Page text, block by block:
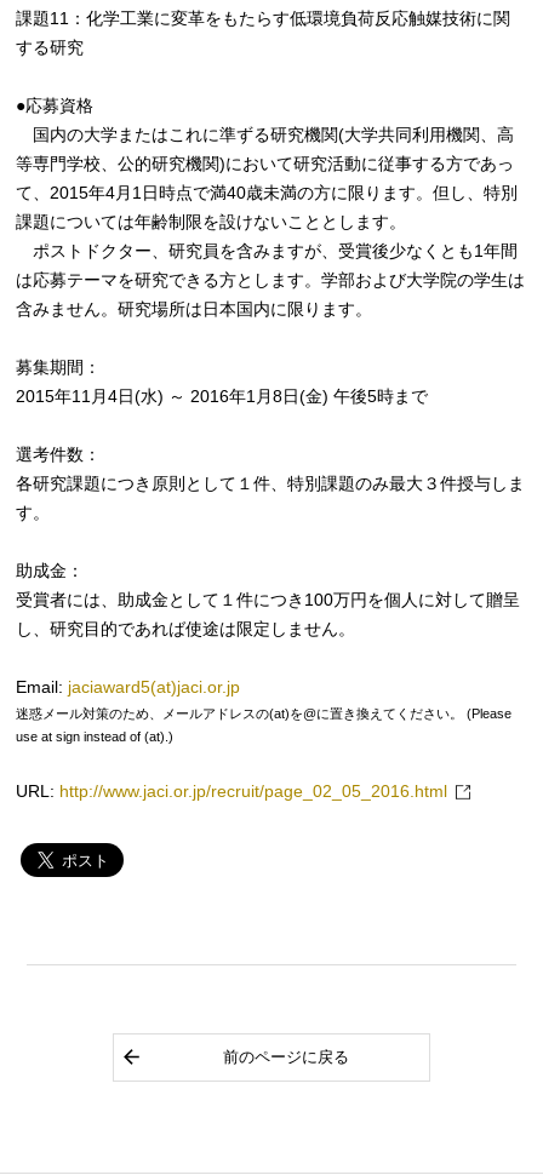
課題11：化学工業に変革をもたらす低環境負荷反応触媒技術に関
する研究
●応募資格
国内の大学またはこれに準ずる研究機関(大学共同利用機関、高
等専門学校、公的研究機関)において研究活動に従事する方であっ
て、2015年4月1日時点で満40歳未満の方に限ります。但し、特別
課題については年齢制限を設けないこととします。
ポストドクター、研究員を含みますが、受賞後少なくとも1年間
は応募テーマを研究できる方とします。学部および大学院の学生は
含みません。研究場所は日本国内に限ります。
募集期間：
2015年11月4日(水) ～ 2016年1月8日(金) 午後5時まで
選考件数：
各研究課題につき原則として１件、特別課題のみ最大３件授与しま
す。
助成金：
受賞者には、助成金として１件につき100万円を個人に対して贈呈
し、研究目的であれば使途は限定しません。
Email: jaciaward5(at)jaci.or.jp
迷惑メール対策のため、メールアドレスの(at)を@に置き換えてください。 (Please
use at sign instead of (at).)
URL: http://www.jaci.or.jp/recruit/page_02_05_2016.html
前のページに戻る